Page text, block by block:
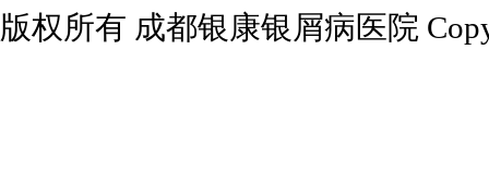
版权所有 成都银康银屑病医院